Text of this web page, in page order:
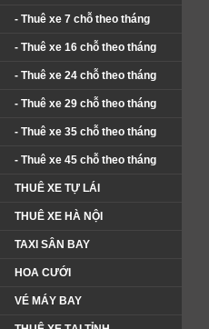
- Thuê xe 7 chỗ theo tháng
- Thuê xe 16 chỗ theo tháng
- Thuê xe 24 chỗ theo tháng
- Thuê xe 29 chỗ theo tháng
- Thuê xe 35 chỗ theo tháng
- Thuê xe 45 chỗ theo tháng
THUÊ XE TỰ LÁI
THUÊ XE HÀ NỘI
TAXI SÂN BAY
HOA CƯỚI
VÉ MÁY BAY